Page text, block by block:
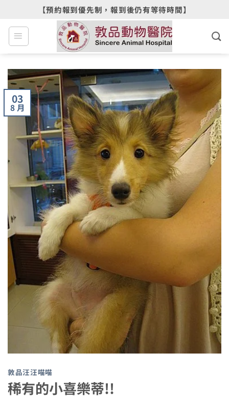
content
【預約報到優先制，報到後仍有等待時間】
03
8 月
敦品汪汪喵喵
稀有的小喜樂蒂!!